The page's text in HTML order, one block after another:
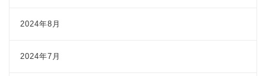
2024年8月
2024年7月